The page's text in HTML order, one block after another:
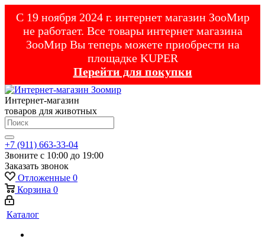
С 19 ноября 2024 г. интернет магазин ЗооМир
не работает. Все товары интернет магазина
ЗооМир Вы теперь можете приобрести на
площадке KUPER
Перейти для покупки
Интернет-магазин
товаров для животных
+7 (911) 663-33-04
Звоните с 10:00 до 19:00
Заказать звонок
Отложенные 0
Корзина 0
Каталог